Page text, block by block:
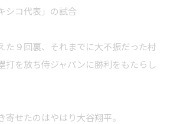
シコ代表」の試合
た９回裏、それまでに大不振だった村
打を放ち侍ジャパンに勝利をもたらし
寄せたのはやはり大谷翔平。